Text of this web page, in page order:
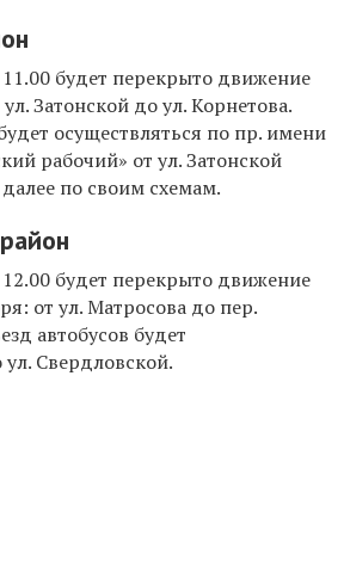
будет перекрыто движение
Затонской до ул. Корнетова.
осуществляться по пр. имени
рабочий» от ул. Затонской
по своим схемам.
будет перекрыто движение
от ул. Матросова до пер.
автобусов будет
Свердловской.